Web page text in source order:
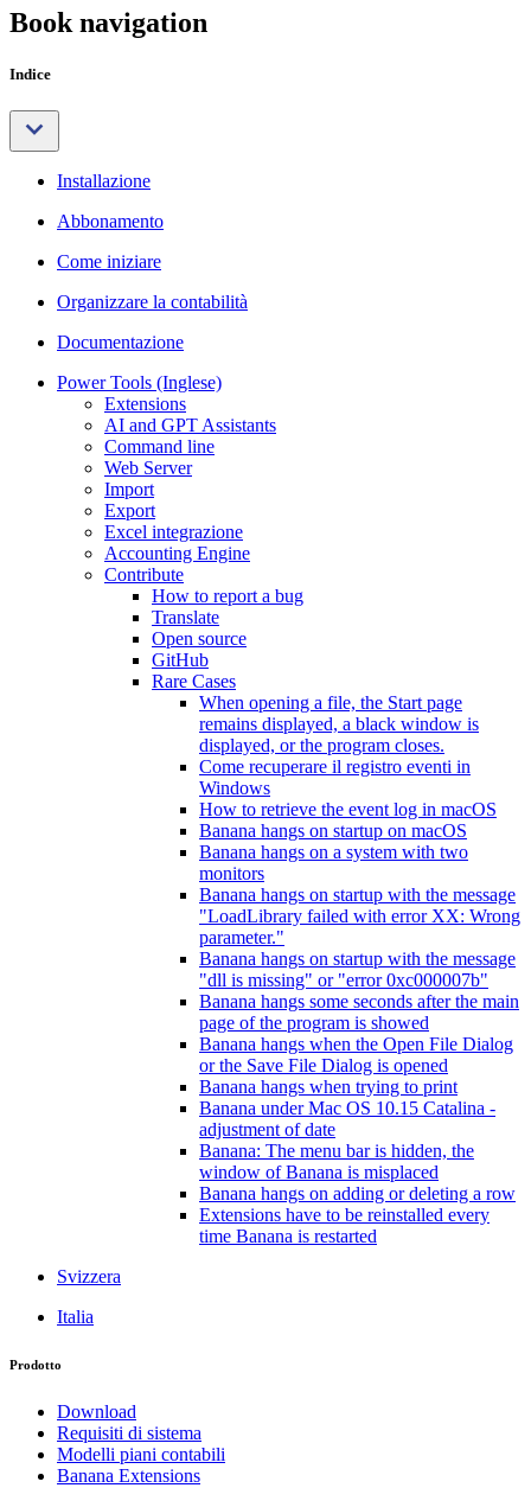
Book navigation
Indice
Installazione
Abbonamento
Come iniziare
Organizzare la contabilità
Documentazione
Power Tools (Inglese)
Extensions
AI and GPT Assistants
Command line
Web Server
Import
Export
Excel integrazione
Accounting Engine
Contribute
How to report a bug
Translate
Open source
GitHub
Rare Cases
When opening a file, the Start page
remains displayed, a black window is
displayed, or the program closes.
Come recuperare il registro eventi in
Windows
How to retrieve the event log in macOS
Banana hangs on startup on macOS
Banana hangs on a system with two
monitors
Banana hangs on startup with the message
"LoadLibrary failed with error XX: Wrong
parameter."
Banana hangs on startup with the message
"dll is missing" or "error 0xc000007b"
Banana hangs some seconds after the main
page of the program is showed
Banana hangs when the Open File Dialog
or the Save File Dialog is opened
Banana hangs when trying to print
Banana under Mac OS 10.15 Catalina -
adjustment of date
Banana: The menu bar is hidden, the
window of Banana is misplaced
Banana hangs on adding or deleting a row
Extensions have to be reinstalled every
time Banana is restarted
Svizzera
Italia
Prodotto
Download
Requisiti di sistema
Modelli piani contabili
Banana Extensions